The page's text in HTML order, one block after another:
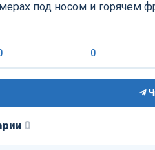
под носом и горячем
0
0